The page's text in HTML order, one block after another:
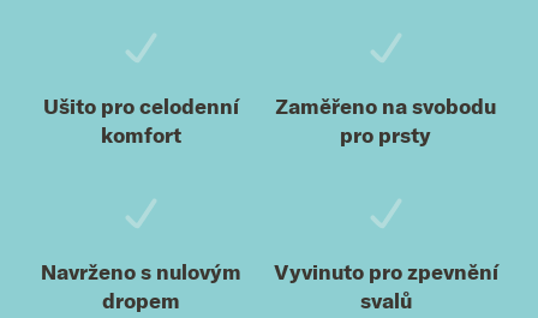
Ušito pro celodenní
komfort
Zaměřeno na svobodu
pro prsty
Navrženo s nulovým
dropem
Vyvinuto pro zpevnění
svalů